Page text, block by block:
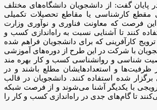
پایان گفت: از دانشجویان دانشگاه‌های مختلف
مقطع کارشناسی یا مقاطع تحصیلات تکمیلی
فرصت که معاونت فناوری و نوآوری وزارت
کنند تا آشنایی نسبت به راه‌اندازی کسب و
کارآفرینی که برای دانشجویان فراهم شده
با شرکت در این طرح از دوره‌های آموزشی
شناسی و روانشناسی کسب و کار بهره مند
ظرفیت‌ها و استعدادهایشان مطلع باشند و در
برگزار شده استفاده کنند. دانشجویان در قالب
با یکدیگر آشنا می‌شوند و از فرصت شبکه
تا گام‌های جدی در راه‌اندازی کسب و کار را